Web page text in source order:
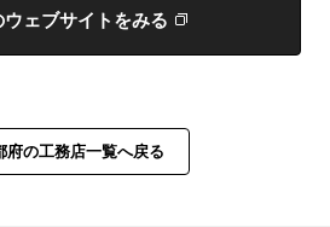
ェブサイトをみる
府の工務店一覧へ戻る